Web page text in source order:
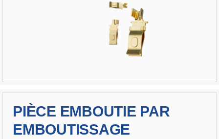
PIÈCE EMBOUTIE PAR
EMBOUTISSAGE